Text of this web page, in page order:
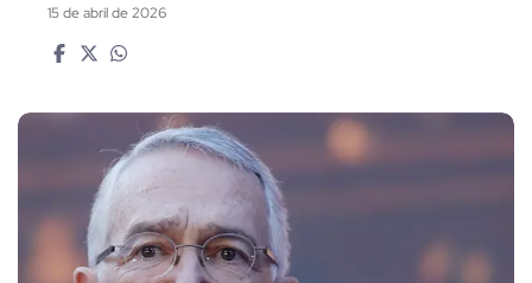
15 de abril de 2026